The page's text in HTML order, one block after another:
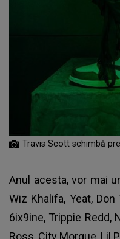
Travis Scott schimbă
Anul acesta, vor mai
Wiz Khalifa, Yeat,
6ix9ine, Trippie Redd,